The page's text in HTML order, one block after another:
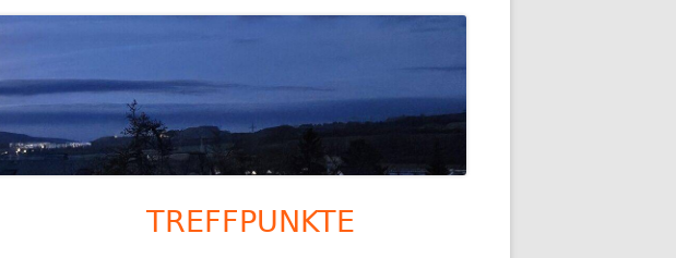
DB0SLF / TEST LAN-IQ SDR
BELKA DX
Haupt-
TREFFPUNKTE